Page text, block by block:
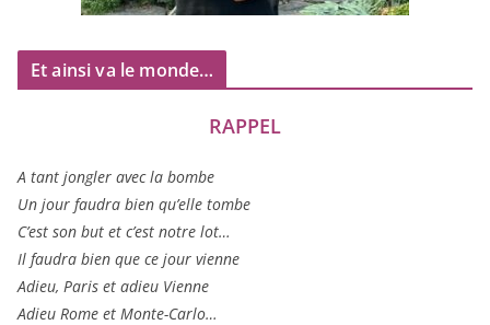
Et ainsi va le monde…
RAPPEL
A tant jon­gler avec la bombe
Un jour fau­dra bien qu’elle tombe
C’est son but et c’est notre lot…
Il fau­dra bien que ce jour vienne
Adieu, Paris et adieu Vienne
Adieu Rome et Monte-Carlo…